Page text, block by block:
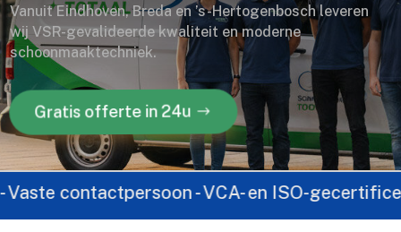
Vanuit Eindhoven, Breda en ’s-Hertogenbosch leveren
wij VSR-gevalideerde kwaliteit en moderne
schoonmaaktechniek.
Gratis offerte in 24u
contactpersoon - VCA- en ISO-